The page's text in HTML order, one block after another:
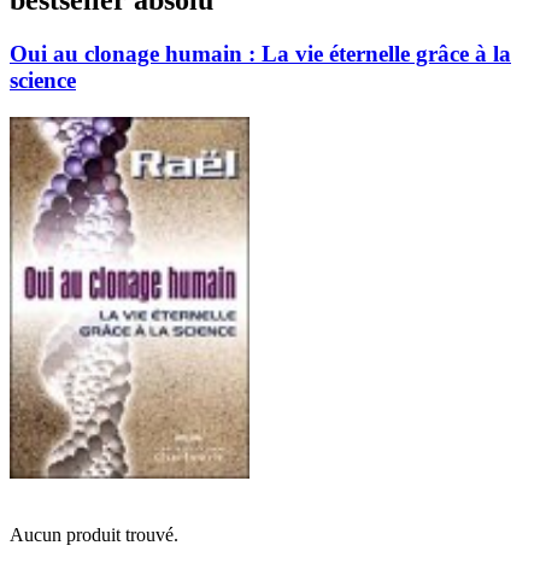
Oui au clonage humain : La vie éternelle grâce à la
science
Aucun produit trouvé.